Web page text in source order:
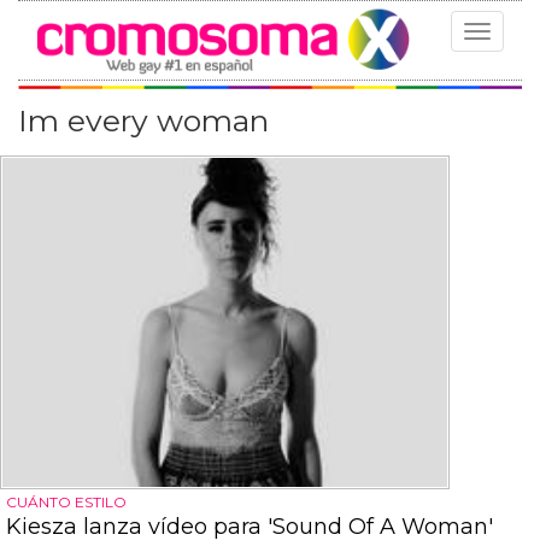
Toggle
Im every woman
CUÁNTO ESTILO
Kiesza lanza vídeo para 'Sound Of A Woman'